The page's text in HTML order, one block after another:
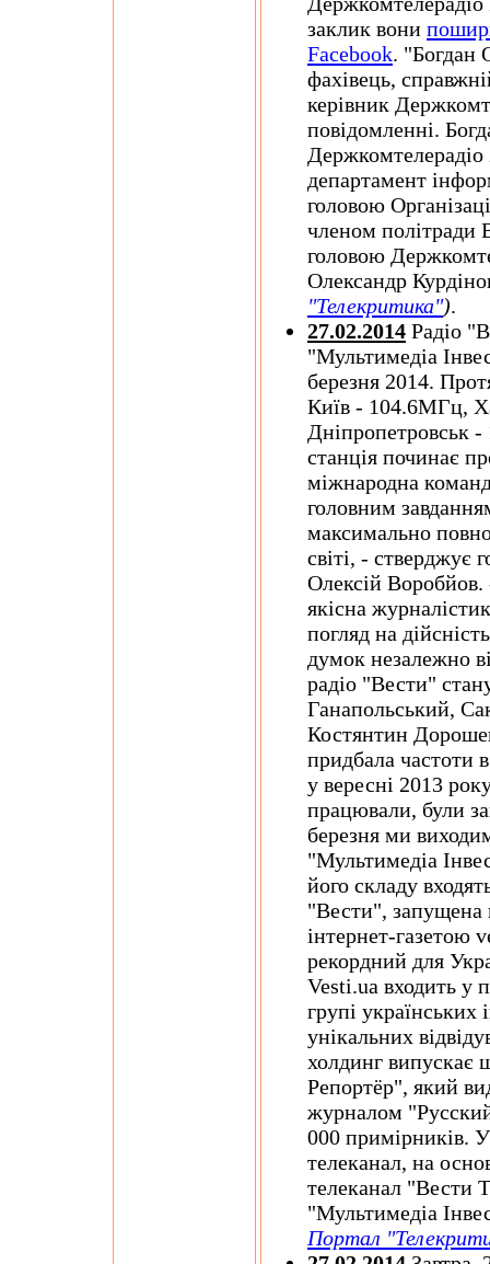
заклик вони
Facebook. "Богдан
фахівець,
керівник
повідомленні.
департамент
головою
членом
головою
Олександр
"Телекритика").
27.02.2014 Радіо
"Мультимедіа
березня 2014.
Київ - 104.6МГц,
Дніпропетровськ
станція починає
міжнародна
головним
максимально
світі, - стверджує
Олексій Воробйов.
якісна
погляд на
думок незалежно
радіо "Вести"
Ганапольський,
Костянтин
придбала частоти
у вересні 2013
працювали, були
березня ми
"Мультимедіа
його складу
"Вести", запущена
інтернет-газетою
рекордний для
Vesti.ua входить у
групі українських
унікальних
холдинг
Репортёр", який
журналом
000 примірників.
телеканал, на
телеканал "Вести
"Мультимедіа
Портал